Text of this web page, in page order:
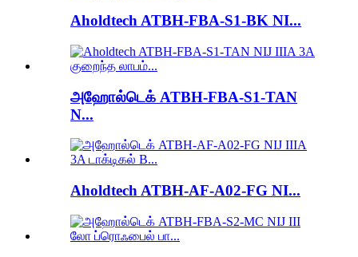
Aholdtech ATBH-FBA-S1-BK NI...
அஹோல்டெக் ATBH-FBA-S1-TAN
N...
Aholdtech ATBH-AF-A02-FG NI...